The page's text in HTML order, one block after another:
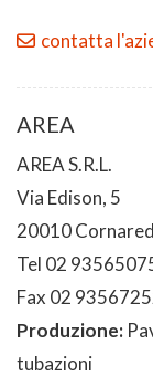
contatta
AREA
AREA S.R.L.
Via Edison, 5
20010
Tel 02
Fax 02
Produzione:
tubazioni